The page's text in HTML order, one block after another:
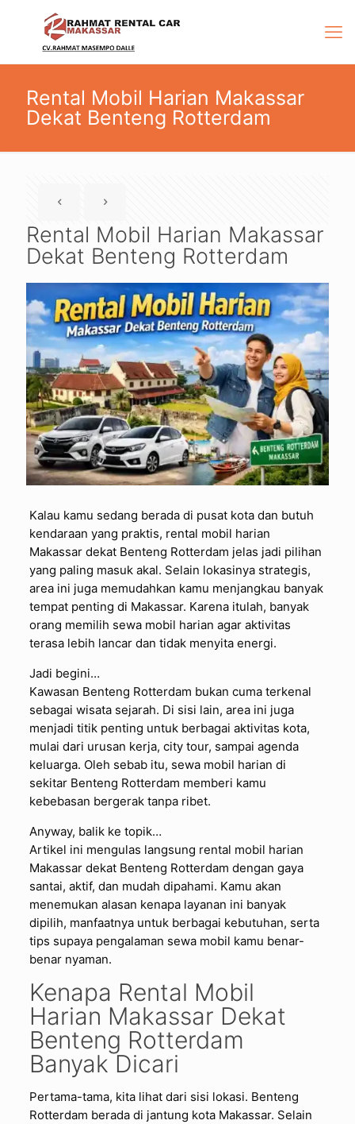
Rental Mobil Harian Makassar
Dekat Benteng Rotterdam
Rental Mobil Harian Makassar
Dekat Benteng Rotterdam
Kalau kamu sedang berada di pusat kota dan butuh
kendaraan yang praktis, rental mobil harian
Makassar dekat Benteng Rotterdam jelas jadi pilihan
yang paling masuk akal. Selain lokasinya strategis,
area ini juga memudahkan kamu menjangkau banyak
tempat penting di Makassar. Karena itulah, banyak
orang memilih sewa mobil harian agar aktivitas
terasa lebih lancar dan tidak menyita energi.
Jadi begini…
Kawasan Benteng Rotterdam bukan cuma terkenal
sebagai wisata sejarah. Di sisi lain, area ini juga
menjadi titik penting untuk berbagai aktivitas kota,
mulai dari urusan kerja, city tour, sampai agenda
keluarga. Oleh sebab itu, sewa mobil harian di
sekitar Benteng Rotterdam memberi kamu
kebebasan bergerak tanpa ribet.
Anyway, balik ke topik…
Artikel ini mengulas langsung rental mobil harian
Makassar dekat Benteng Rotterdam dengan gaya
santai, aktif, dan mudah dipahami. Kamu akan
menemukan alasan kenapa layanan ini banyak
dipilih, manfaatnya untuk berbagai kebutuhan, serta
tips supaya pengalaman sewa mobil kamu benar-
benar nyaman.
Kenapa Rental Mobil
Harian Makassar Dekat
Benteng Rotterdam
Banyak Dicari
Pertama-tama, kita lihat dari sisi lokasi. Benteng
Rotterdam berada di jantung kota Makassar. Selain